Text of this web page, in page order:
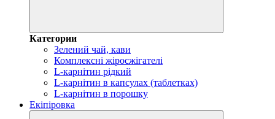
Категории
Зелений чай, кави
Комплексні жіросжігателі
L-карнітин рідкий
L-карнітин в капсулах (таблетках)
L-карнітин в порошку
Екіпіровка